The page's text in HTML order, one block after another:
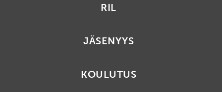
RIL
JÄSENYYS
KOULUTUS